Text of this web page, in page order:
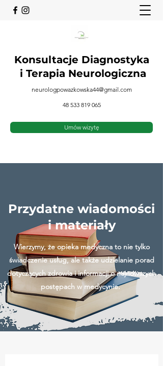
Konsultacje Diagnostyka
i Terapia Neurologiczna
neurologpowazkowska44@gmail.com
48 533 819 065
Umów wizytę
Przydatne wiadomości
i materiały
Wierzymy, że opieka medyczna to nie tylko
świadczenie usług, ale także udzielanie porad
dotyczących zdrowia i informacji o najnowszych
postępach w medycynie.